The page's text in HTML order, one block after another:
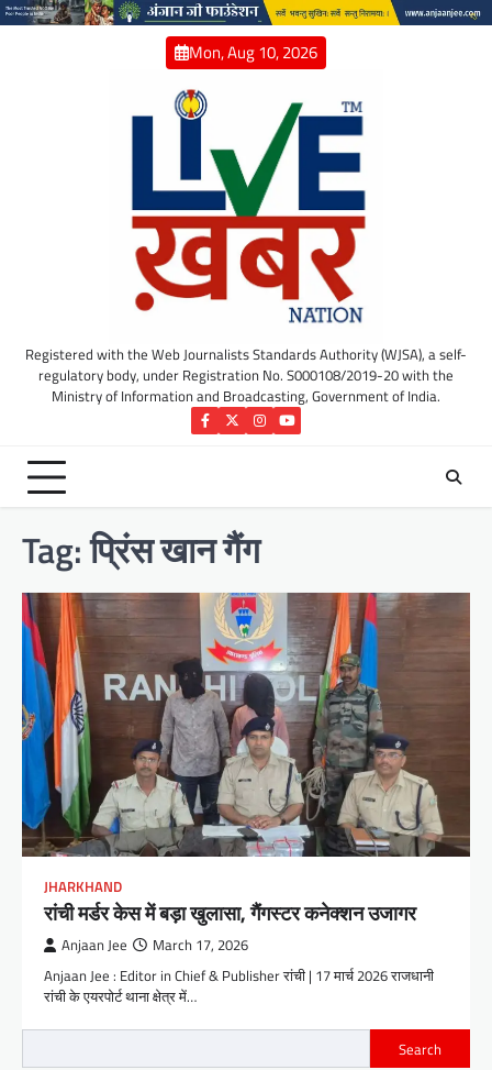
Skip
Mon, Aug 10, 2026
Registered with the Web Journalists Standards Authority (WJSA), a self-
regulatory body, under Registration No. S000108/2019-20 with the
Ministry of Information and Broadcasting, Government of India.
Facebook
TwitterInstagram
YouTube
Tag:प्रिंस खान गैंग
JHARKHAND
रांची मर्डर केस में बड़ा खुलासा, गैंगस्टर कनेक्शन उजागर
Anjaan Jee March 17, 2026
Anjaan Jee : Editor in Chief & Publisher रांची | 17 मार्च 2026 राजधानी
रांची के एयरपोर्ट थाना क्षेत्र में…
Search